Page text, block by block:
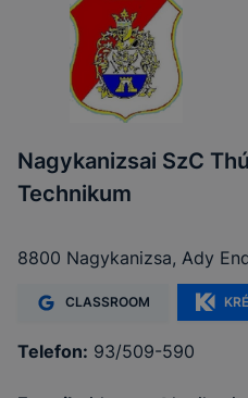
Nagykanizsai SzC
Technikum
8800 Nagykanizsa, Ady
CLASSROOM
Telefon: 93/509-590